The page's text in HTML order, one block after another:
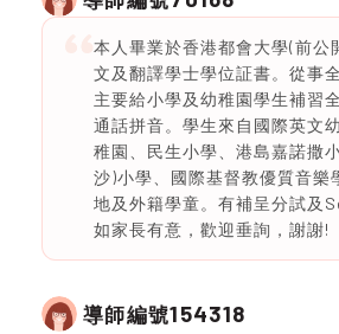
本人畢業於香港都會大學(前公
文及翻譯學士學位証書。從事
主要給小學及幼稚園學生補習
通話拼音。學生來自國際英文
稚園、民生小學、港島嘉諾撒
沙)小學、國際基督教優質音樂
地及外籍學童。有補呈分試及
如家長有意，歡迎垂詢，謝謝!
導師編號154318